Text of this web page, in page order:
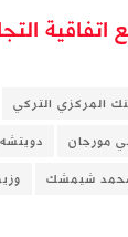
المركزي التركي
مورجان
شيمشك